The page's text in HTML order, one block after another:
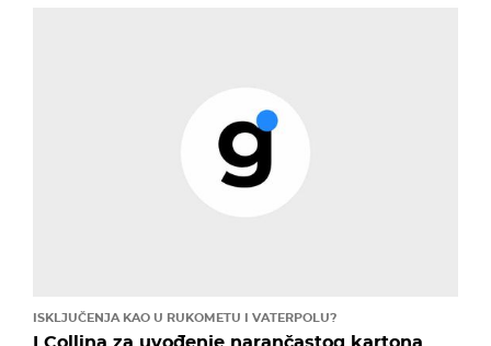
ISKLJUČENJA KAO U RUKOMETU I VATERPOLU?